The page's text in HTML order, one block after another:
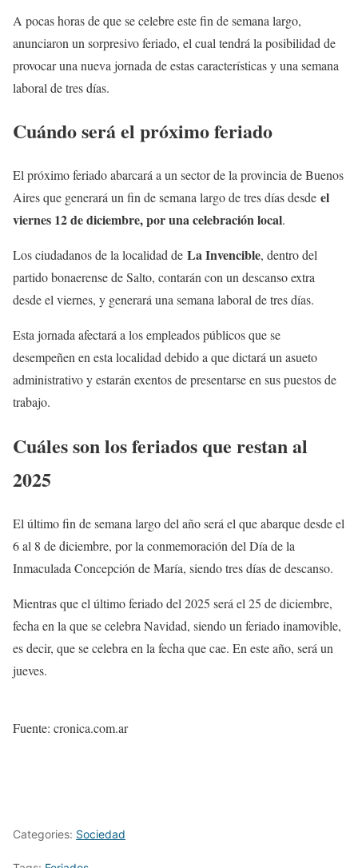
A pocas horas de que se celebre este fin de semana largo,
anunciaron un sorpresivo feriado, el cual tendrá la posibilidad de
provocar una nueva jornada de estas características y una semana
laboral de tres días.
Cuándo será el próximo feriado
El próximo feriado abarcará a un sector de la provincia de Buenos
Aires que generará un fin de semana largo de tres días desde el
viernes 12 de diciembre, por una celebración local.
Los ciudadanos de la localidad de La Invencible, dentro del
partido bonaerense de Salto, contarán con un descanso extra
desde el viernes, y generará una semana laboral de tres días.
Esta jornada afectará a los empleados públicos que se
desempeñen en esta localidad debido a que dictará un asueto
administrativo y estarán exentos de presentarse en sus puestos de
trabajo.
Cuáles son los feriados que restan al
2025
El último fin de semana largo del año será el que abarque desde el
6 al 8 de diciembre, por la conmemoración del Día de la
Inmaculada Concepción de María, siendo tres días de descanso.
Mientras que el último feriado del 2025 será el 25 de diciembre,
fecha en la que se celebra Navidad, siendo un feriado inamovible,
es decir, que se celebra en la fecha que cae. En este año, será un
jueves.
Fuente: cronica.com.ar
Categories: Sociedad